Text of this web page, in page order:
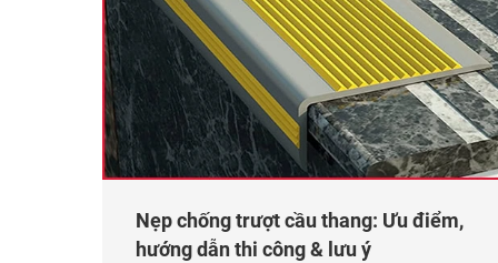
Nẹp chống trượt cầu thang: Ưu điểm,
hướng dẫn thi công & lưu ý